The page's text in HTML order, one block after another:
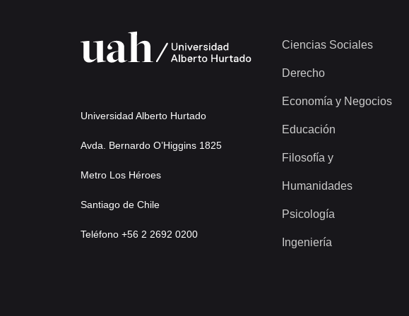
Universidad Alberto Hurtado
Avda. Bernardo O’Higgins 1825
Metro Los Héroes
Santiago de Chile
Teléfono +56 2 2692 0200
Ciencias Sociales
Derecho
Economía y Negocios
Educación
Filosofía y
Humanidades
Psicología
Ingeniería